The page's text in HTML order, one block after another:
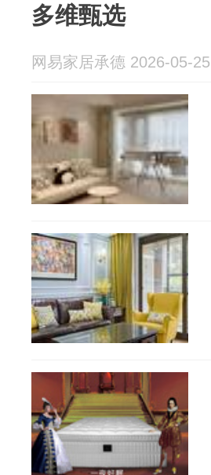
多维甄选
网易家居承德 2026-05-25